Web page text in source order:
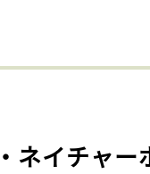
ネイチャー